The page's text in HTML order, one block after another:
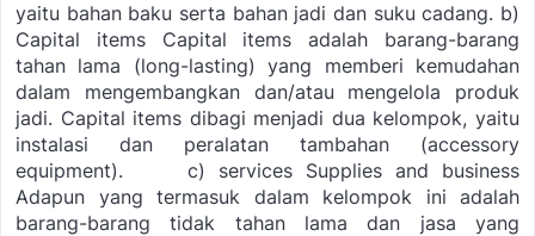
yaitu bahan baku serta bahan jadi dan suku cadang. b)
Capital items
Capital items adalah barang-barang
tahan lama (long-lasting) yang memberi kemudahan
dalam mengembangkan dan/atau mengelola produk
jadi. Capital items dibagi menjadi dua kelompok, yaitu
instalasi dan peralatan tambahan (accessory
equipment). c) services Supplies and business
Adapun yang termasuk dalam kelompok ini adalah
barang-barang tidak tahan lama dan jasa yang